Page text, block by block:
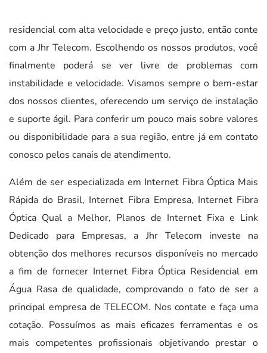
residencial com alta velocidade e preço justo, então conte
com a Jhr Telecom. Escolhendo os nossos produtos, você
finalmente poderá se ver livre de problemas com
instabilidade e velocidade. Visamos sempre o bem-estar
dos nossos clientes, oferecendo um serviço de instalação
e suporte ágil. Para conferir um pouco mais sobre valores
ou disponibilidade para a sua região, entre já em contato
conosco pelos canais de atendimento.
Além de ser especializada em Internet Fibra Óptica Mais
Rápida do Brasil, Internet Fibra Empresa, Internet Fibra
Óptica Qual a Melhor, Planos de Internet Fixa e Link
Dedicado para Empresas, a Jhr Telecom investe na
obtenção dos melhores recursos disponíveis no mercado
a fim de fornecer Internet Fibra Óptica Residencial em
Água Rasa de qualidade, comprovando o fato de ser a
principal empresa de TELECOM. Nos contate e faça uma
cotação. Possuímos as mais eficazes ferramentas e os
mais competentes profissionais objetivando prestar o